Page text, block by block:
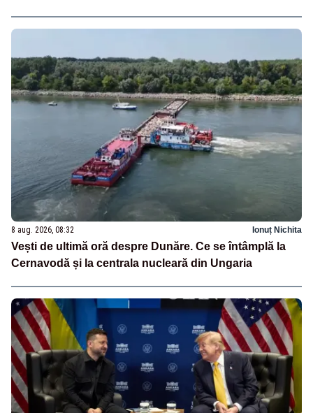
8 aug. 2026, 08:32 Ionuț Nichita
Vești de ultimă oră despre Dunăre. Ce se întâmplă la
Cernavodă și la centrala nucleară din Ungaria